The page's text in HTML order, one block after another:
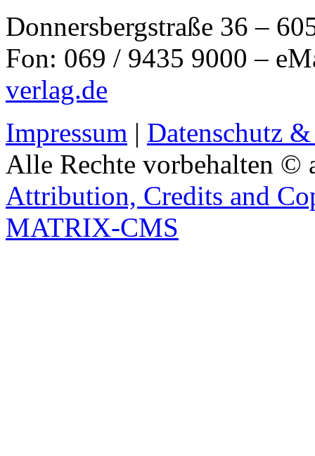
Donnersbergstraße 36 –
Fon: 069 / 9435 9000 –
verlag.de
Impressum | Datenschutz
Alle Rechte vorbehalten ©
Attribution, Credits and
MATRIX-CMS